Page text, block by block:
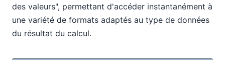
des valeurs", permettant d'accéder instantanément à
une variété de formats adaptés au type de données
du résultat du calcul.